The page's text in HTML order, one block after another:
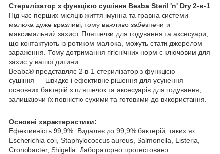
Стерилізатор з функцією сушіння Beaba Steril 'n' Dry 2-в-1
Під час перших місяців життя імунна та травна системи
малюка дуже вразливі, тому важливо забезпечити
максимальний захист. Пляшечки для годування та аксесуари,
що контактують із ротиком малюка, можуть стати джерелом
зараження. Тому дотримання гігієнічних норм є ключовим для
захисту вашої дитини.
Beaba® представляє 2-в-1 стерилізатор з функцією
сушіння — швидке і ефективне рішення для усунення
основних бактерій з пляшечок та аксесуарів для годування,
залишаючи їх повністю сухими та готовими до використання.
Основні характеристики:
Ефективність 99,9%: Видаляє до 99,9% бактерій, таких як
Escherichia coli, Staphylococcus aureus, Salmonella, Listeria,
Cronobacter, Shigella. Лабораторно протестовано.